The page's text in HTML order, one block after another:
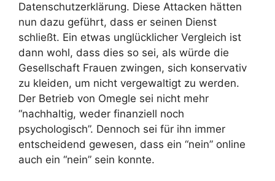
Datenschutzerklärung. Diese Attacken hätten
nun dazu geführt, dass er seinen Dienst
schließt. Ein etwas unglücklicher Vergleich ist
dann wohl, dass dies so sei, als würde die
Gesellschaft Frauen zwingen, sich konservativ
zu kleiden, um nicht vergewaltigt zu werden.
Der Betrieb von Omegle sei nicht mehr
“nachhaltig, weder finanziell noch
psychologisch”. Dennoch sei für ihn immer
entscheidend gewesen, dass ein “nein” online
auch ein “nein” sein konnte.